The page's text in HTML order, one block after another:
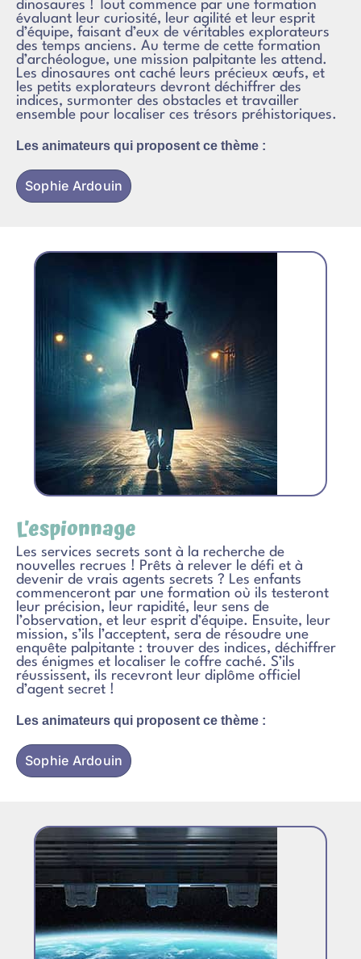
dinosaures ! Tout commence par une formation
évaluant leur curiosité, leur agilité et leur esprit
d’équipe, faisant d’eux de véritables explorateurs
des temps anciens. Au terme de cette formation
d’archéologue, une mission palpitante les attend.
Les dinosaures ont caché leurs précieux œufs, et
les petits explorateurs devront déchiffrer des
indices, surmonter des obstacles et travailler
ensemble pour localiser ces trésors préhistoriques.
Les animateurs qui proposent ce thème :
Sophie Ardouin
L’espionnage
Les services secrets sont à la recherche de
nouvelles recrues ! Prêts à relever le défi et à
devenir de vrais agents secrets ? Les enfants
commenceront par une formation où ils testeront
leur précision, leur rapidité, leur sens de
l’observation, et leur esprit d’équipe. Ensuite, leur
mission, s’ils l’acceptent, sera de résoudre une
enquête palpitante : trouver des indices, déchiffrer
des énigmes et localiser le coffre caché. S’ils
réussissent, ils recevront leur diplôme officiel
d’agent secret !
Les animateurs qui proposent ce thème :
Sophie Ardouin